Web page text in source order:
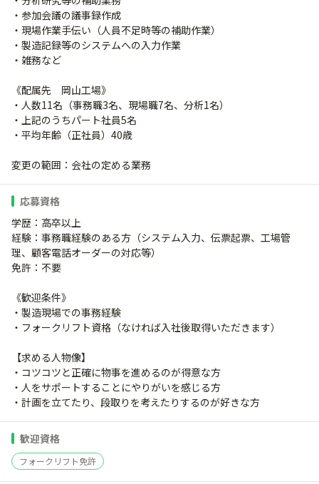
・参加会議の議事録作成
・現場作業手伝い（人員不足時等の補助作業）
・製造記録等のシステムへの入力作業
・雑務など
《配属先 岡山工場》
・人数11名（事務職3名、現場職7名、分析1名）
・上記のうちパート社員5名
・平均年齢（正社員）40歳
変更の範囲：会社の定める業務
応募資格
学歴：高卒以上
経験：事務職経験のある方（システム入力、伝票起票、工場管
理、顧客電話オーダーの対応等）
免許：不要
《歓迎条件》
・製造現場での事務経験
・フォークリフト資格（なければ入社後取得いただきます）
【求める人物像】
・コツコツと正確に物事を進めるのが得意な方
・人をサポートすることにやりがいを感じる方
・計画を立てたり、段取りを考えたりするのが好きな方
歓迎資格
フォークリフト免許